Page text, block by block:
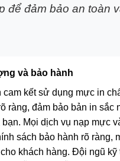
để đảm bảo an toàn
và bảo hành
cam kết sử dụng mực in
ràng, đảm bảo bản in sắc
bạn. Mọi dịch vụ nạp mực
sách bảo hành rõ ràng,
khách hàng. Đội ngũ kỹ